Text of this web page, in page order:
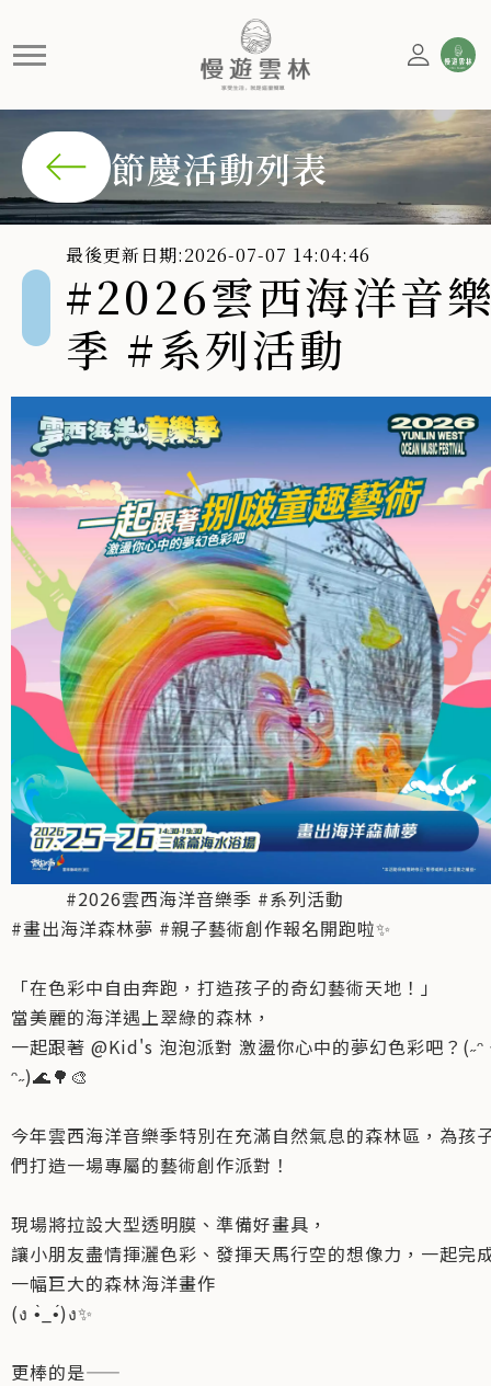
#2026雲西海洋音樂季 #系列
節慶活動列表
最後更新日期:2026-07-07 14:04:46
#2026雲西海洋音
季 #系列活動
#2026雲西海洋音樂季 #系列活動
#畫出海洋森林夢 #親子藝術創作報名開跑啦✨
「在色彩中自由奔跑，打造孩子的奇幻藝術天地！」
當美麗的海洋遇上翠綠的森林，
一起跟著 @Kid's 泡泡派對 激盪你心中的夢幻色彩吧？(˶ᵔ
ᵔ˶)🌊🌳🎨
今年雲西海洋音樂季特別在充滿自然氣息的森林區，為孩
們打造一場專屬的藝術創作派對！
現場將拉設大型透明膜、準備好畫具，
讓小朋友盡情揮灑色彩、發揮天馬行空的想像力，一起完
一幅巨大的森林海洋畫作
(ง •̀_•́)ง✨
更棒的是——